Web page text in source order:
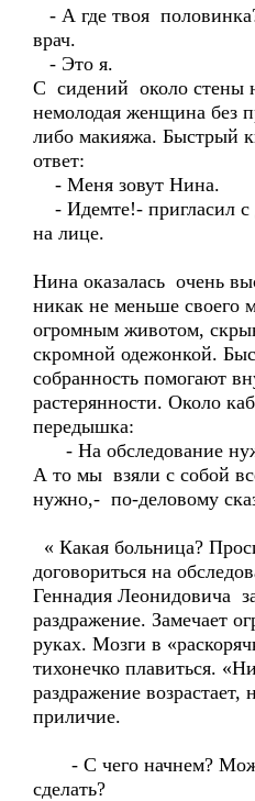
- А где твоя
врач.
- Это я.
С сидений около стены
немолодая женщина без
либо макияжа. Быстрый
ответ:
- Меня зовут Нина.
- Идемте!- пригласил с
на лице.
Нина оказалась очень
никак не меньше своего
огромным животом,
скромной одежонкой.
собранность помогают
растерянности. Около
передышка:
- На обследование
А то мы взяли с собой
нужно,- по-деловому
« Какая больница?
договориться на
Геннадия Леонидовича
раздражение. Замечает
руках. Мозги в
тихонечко плавиться.
раздражение возрастает,
приличие.
- С чего начнем?
сделать?